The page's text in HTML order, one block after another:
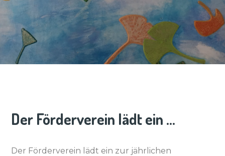
Der Förderverein lädt ein …
Der Förderverein lädt ein zur jährlichen